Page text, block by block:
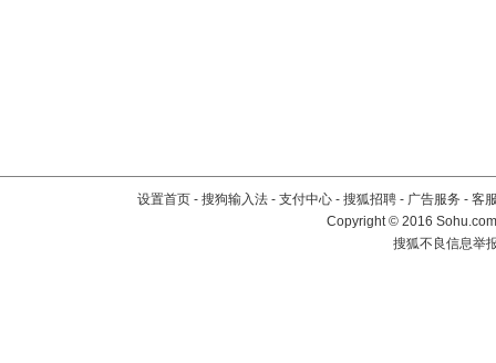
设置首页 - 搜狗输入法 - 支付中心 - 搜狐招聘 - 广告服务 - 客
Copyright©2016
搜狐不良信息举